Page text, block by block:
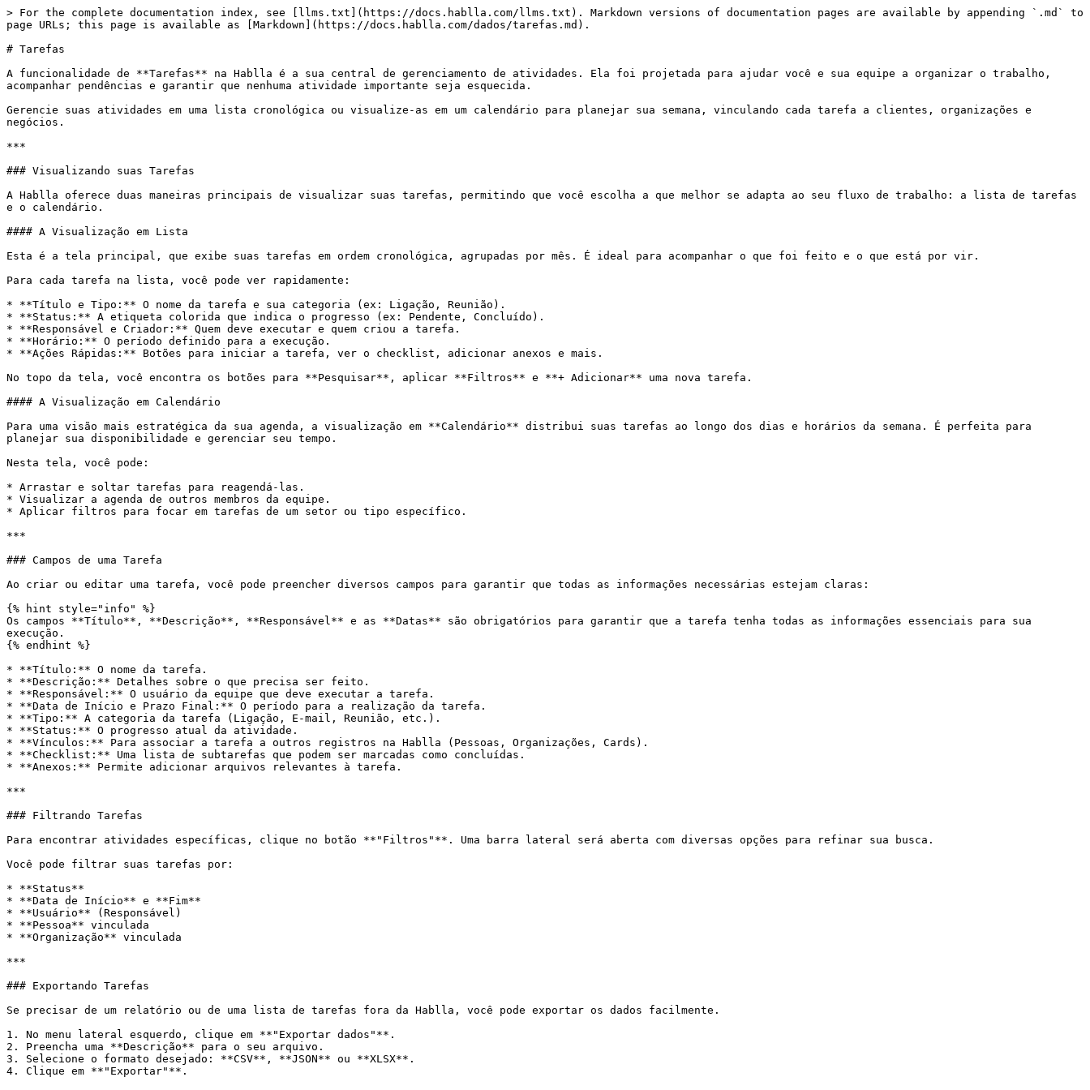
> For the complete documentation index, see [llms.txt](https://docs.hablla.com/llms.txt). Markdown versions of documentation pages are available by appending `.md` to
page URLs; this page is available as [Markdown](https://docs.hablla.com/dados/tarefas.md).
# Tarefas
A funcionalidade de **Tarefas** na Hablla é a sua central de gerenciamento de atividades. Ela foi projetada para ajudar você e sua equipe a organizar o trabalho,
acompanhar pendências e garantir que nenhuma atividade importante seja esquecida.
Gerencie suas atividades em uma lista cronológica ou visualize-as em um calendário para planejar sua semana, vinculando cada tarefa a clientes, organizações e
negócios.
***
### Visualizando suas Tarefas
A Hablla oferece duas maneiras principais de visualizar suas tarefas, permitindo que você escolha a que melhor se adapta ao seu fluxo de trabalho: a lista de tarefas
e o calendário.
#### A Visualização em Lista
Esta é a tela principal, que exibe suas tarefas em ordem cronológica, agrupadas por mês. É ideal para acompanhar o que foi feito e o que está por vir.
Para cada tarefa na lista, você pode ver rapidamente:
* **Título e Tipo:** O nome da tarefa e sua categoria (ex: Ligação, Reunião).
* **Status:** A etiqueta colorida que indica o progresso (ex: Pendente, Concluído).
* **Responsável e Criador:** Quem deve executar e quem criou a tarefa.
* **Horário:** O período definido para a execução.
* **Ações Rápidas:** Botões para iniciar a tarefa, ver o checklist, adicionar anexos e mais.
No topo da tela, você encontra os botões para **Pesquisar**, aplicar **Filtros** e **+ Adicionar** uma nova tarefa.
#### A Visualização em Calendário
Para uma visão mais estratégica da sua agenda, a visualização em **Calendário** distribui suas tarefas ao longo dos dias e horários da semana. É perfeita para
planejar sua disponibilidade e gerenciar seu tempo.
Nesta tela, você pode:
* Arrastar e soltar tarefas para reagendá-las.
* Visualizar a agenda de outros membros da equipe.
* Aplicar filtros para focar em tarefas de um setor ou tipo específico.
***
### Campos de uma Tarefa
Ao criar ou editar uma tarefa, você pode preencher diversos campos para garantir que todas as informações necessárias estejam claras:
{% hint style="info" %}
Os campos **Título**, **Descrição**, **Responsável** e as **Datas** são obrigatórios para garantir que a tarefa tenha todas as informações essenciais para sua
execução.
{% endhint %}
* **Título:** O nome da tarefa.
* **Descrição:** Detalhes sobre o que precisa ser feito.
* **Responsável:** O usuário da equipe que deve executar a tarefa.
* **Data de Início e Prazo Final:** O período para a realização da tarefa.
* **Tipo:** A categoria da tarefa (Ligação, E-mail, Reunião, etc.).
* **Status:** O progresso atual da atividade.
* **Vínculos:** Para associar a tarefa a outros registros na Hablla (Pessoas, Organizações, Cards).
* **Checklist:** Uma lista de subtarefas que podem ser marcadas como concluídas.
* **Anexos:** Permite adicionar arquivos relevantes à tarefa.
***
### Filtrando Tarefas
Para encontrar atividades específicas, clique no botão **"Filtros"**. Uma barra lateral será aberta com diversas opções para refinar sua busca.
Você pode filtrar suas tarefas por:
* **Status**
* **Data de Início** e **Fim**
* **Usuário** (Responsável)
* **Pessoa** vinculada
* **Organização** vinculada
***
### Exportando Tarefas
Se precisar de um relatório ou de uma lista de tarefas fora da Hablla, você pode exportar os dados facilmente.
1. No menu lateral esquerdo, clique em **"Exportar dados"**.
2. Preencha uma **Descrição** para o seu arquivo.
3. Selecione o formato desejado: **CSV**, **JSON** ou **XLSX**.
4. Clique em **"Exportar"**.